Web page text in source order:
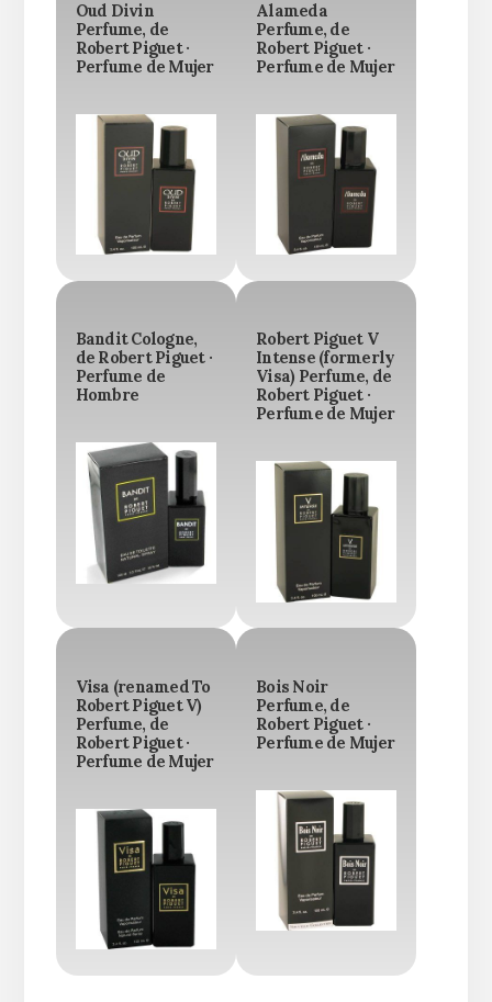
Oud Divin
Perfume, de
Robert Piguet ·
Perfume de Mujer
Alameda
Perfume, de
Robert Piguet ·
Perfume de Mujer
Bandit Cologne,
de Robert Piguet ·
Perfume de
Hombre
Robert Piguet V
Intense (formerly
Visa) Perfume, de
Robert Piguet ·
Perfume de Mujer
Visa (renamed To
Robert Piguet V)
Perfume, de
Robert Piguet ·
Perfume de Mujer
Bois Noir
Perfume, de
Robert Piguet ·
Perfume de Mujer